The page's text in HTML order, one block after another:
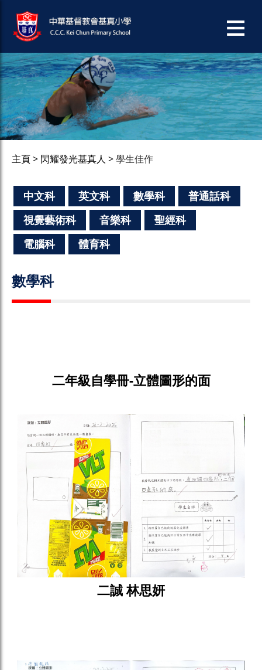
主頁 閃耀發光基真人 學生佳作
中文科 英文科 數學科
普通話科
視覺藝術科
音樂科
聖經科
電腦科
體育科
數學科
二年級自學冊-立體圖形的面
二誠 林思妍